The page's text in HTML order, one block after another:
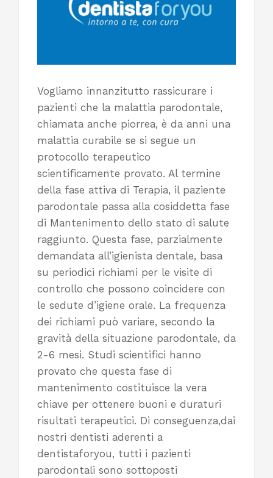
Vogliamo innanzitutto rassicurare i
pazienti che la malattia parodontale,
chiamata anche piorrea, è da anni una
malattia curabile se si segue un
protocollo terapeutico
scientificamente provato. Al termine
della fase attiva di Terapia, il paziente
parodontale passa alla cosiddetta fase
di Mantenimento dello stato di salute
raggiunto. Questa fase, parzialmente
demandata all’igienista dentale, basa
su periodici richiami per le visite di
controllo che possono coincidere con
le sedute d’igiene orale. La frequenza
dei richiami può variare, secondo la
gravità della situazione parodontale, da
2-6 mesi. Studi scientifici hanno
provato che questa fase di
mantenimento costituisce la vera
chiave per ottenere buoni e duraturi
risultati terapeutici. Di conseguenza,dai
nostri dentisti aderenti a
dentistaforyou, tutti i pazienti
parodontali sono sottoposti